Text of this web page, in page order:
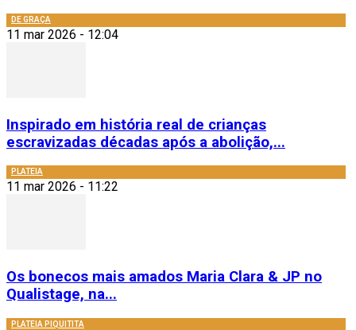
DE GRAÇA
11 mar 2026 - 12:04
Inspirado em história real de crianças
escravizadas décadas após a abolição,...
PLATEIA
11 mar 2026 - 11:22
Os bonecos mais amados Maria Clara & JP no
Qualistage, na...
PLATEIA PIQUITITA